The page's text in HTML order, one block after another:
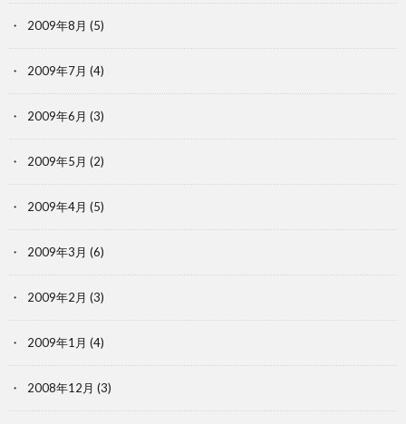
2009年8月 (5)
2009年7月 (4)
2009年6月 (3)
2009年5月 (2)
2009年4月 (5)
2009年3月 (6)
2009年2月 (3)
2009年1月 (4)
2008年12月 (3)